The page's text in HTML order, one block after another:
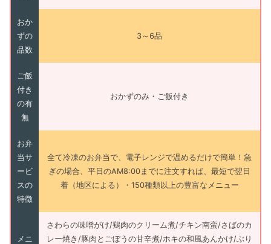
おか
ずの
品数
3～6品
ご飯
付き
の有
無
おかずのみ・ご飯付き
お弁
当サ
ービ
スの
特徴
全て冷凍のお弁当で、電子レンジで温めるだけで簡単！急
ぎの場合、平日のAM8:00までに注文すれば、最短で翌日
着（地区による）・150種類以上の豊富なメニュー
メニ
さわらの味噌がけ/鶏肉のクリーム煮/チキン南蛮/さばのカ
レー焼き/豚肉とごぼうの甘辛煮/ホキの和風あんかけ/ぶり